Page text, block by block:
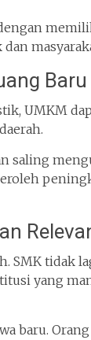
Baru
UMKM
saling
SMK tidak
yang
baru.